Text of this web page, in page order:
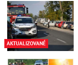
AKTUALIZOVANÉ